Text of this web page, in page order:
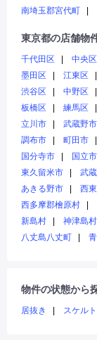
南埼玉郡宮代町
東京都の店舗物
千代田区 中央区
墨田区
江東区
渋谷区
中野区
板橋区
練馬区
立川市
武蔵野市
調布市
町田市
国分寺市
国立市
東久留米市
武
あきる野市
西
西多摩郡檜原村
新島村
神津島村
八丈島八丈町
物件の状態から
居抜き スケル